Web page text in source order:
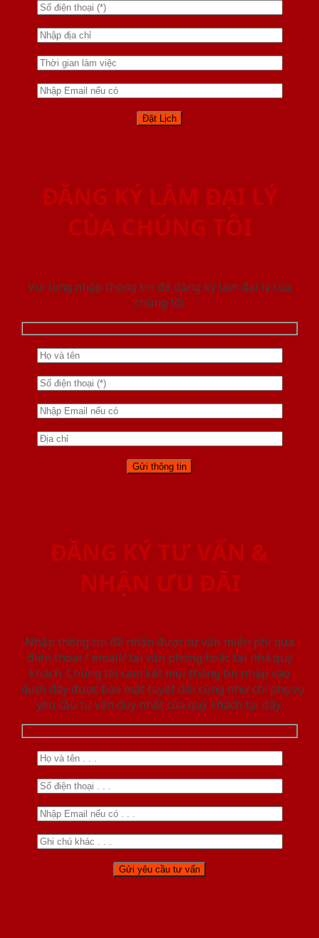
ĐĂNG KÝ LÀM ĐẠI LÝ
CỦA CHÚNG TÔI
Vui lòng nhập thông tin để đăng ký làm đại lý của
chúng tôi
ĐĂNG KÝ TƯ VẤN &
NHẬN ƯU ĐÃI
Nhập thông tin để nhận được tư vấn miễn phí qua
điện thoại / email/ tại văn phòng hoặc tại nhà quý
khách. Chúng tôi cam kết mọi thông tin nhập vào
dưới đây được bảo mật tuyệt đối cũng như chỉ phục vụ
yêu cầu tư vấn duy nhất của quý khách tại đây.